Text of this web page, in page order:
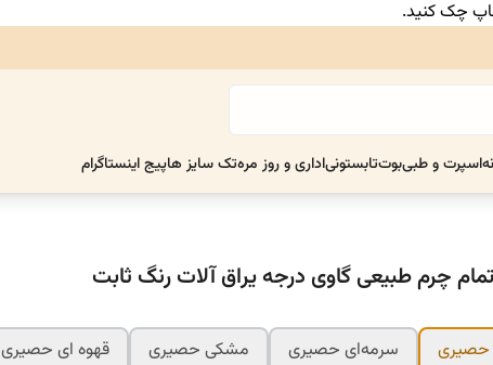
چک کنید.
اسپرت و طبیبوتتابستونیاداری و روز مرهتک سایز هاپیج اینستاگرام
چرم طبیعی گاوی درجه یراق آلات رنگ ثابت
حصیری
سرمه‌ای حصیری مشکی حصیری
قهوه ای حصیری